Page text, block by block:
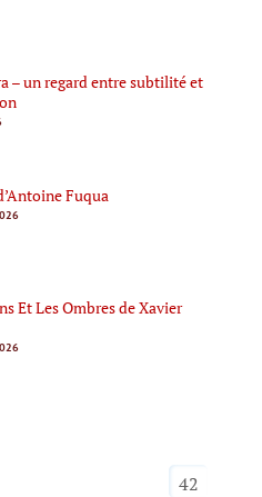
– un regard entre subtilité et
Fuqua
Et Les Ombres de Xavier
42